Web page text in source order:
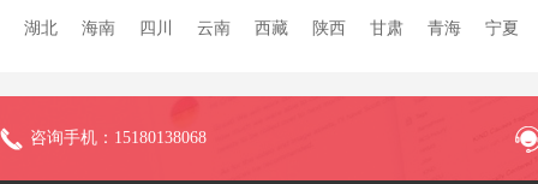
湖北 海南 四川 云南 西藏 陕西 甘肃 青海 宁夏
咨询手机：15180138068